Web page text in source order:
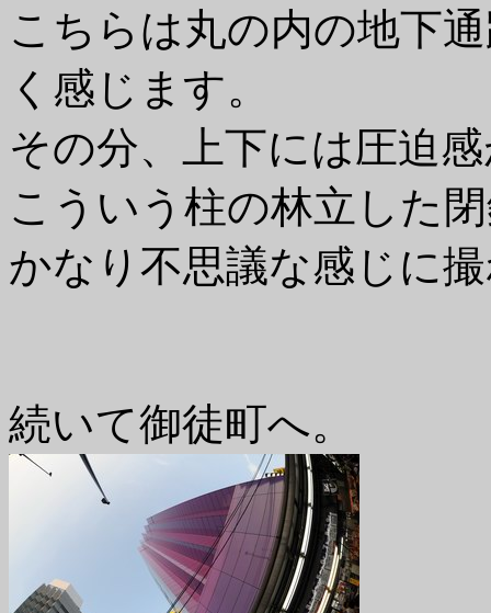
こちらは丸の内の地下
く感じます。
その分、上下には圧迫
こういう柱の林立した
かなり不思議な感じに
続いて御徒町へ。